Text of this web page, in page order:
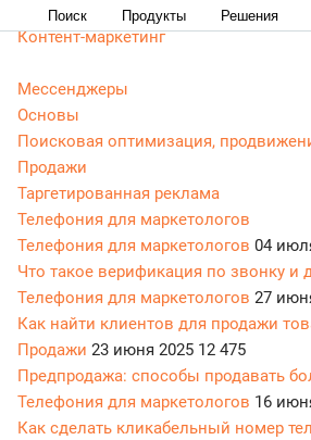
Поиск Продукты Решения
Яндекс Директ
Контент-маркетинг
Мессенджеры
Основы
Поисковая оптимизация,
Продажи
Таргетированная реклама
Телефония для маркетологов
Телефония для маркетологов 04
Что такое верификация по звонку и
Телефония для маркетологов 27
Как найти клиентов для продажи
Продажи 23 июня 2025 12 475
Предпродажа: способы продавать
Телефония для маркетологов 16
Как сделать кликабельный номер